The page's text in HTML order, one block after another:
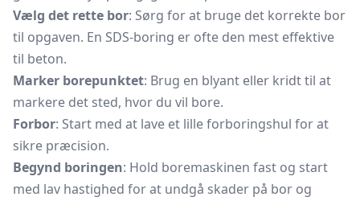
Vælg det rette bor: Sørg for at bruge det korrekte bor
til opgaven. En SDS-boring er ofte den mest effektive
til beton.
Marker borepunktet: Brug en blyant eller kridt til at
markere det sted, hvor du vil bore.
Forbor: Start med at lave et lille forboringshul for at
sikre præcision.
Begynd boringen: Hold boremaskinen fast og start
med lav hastighed for at undgå skader på bor og